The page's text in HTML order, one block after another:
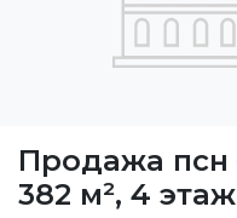
Продажа псн
382 м², 4 этаж